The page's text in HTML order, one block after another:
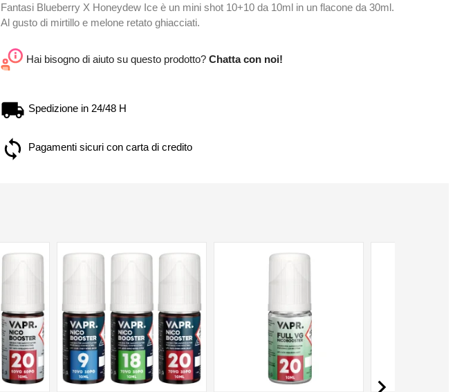
Fantasi Blueberry X Honeydew Ice è un mini shot 10+10 da 10ml in un flacone da 30ml.
Al gusto di mirtillo e melone retato ghiacciati.
Hai bisogno di aiuto su questo prodotto? Chatta con noi!
Spedizione in 24/48 H
Pagamenti sicuri con carta di credito